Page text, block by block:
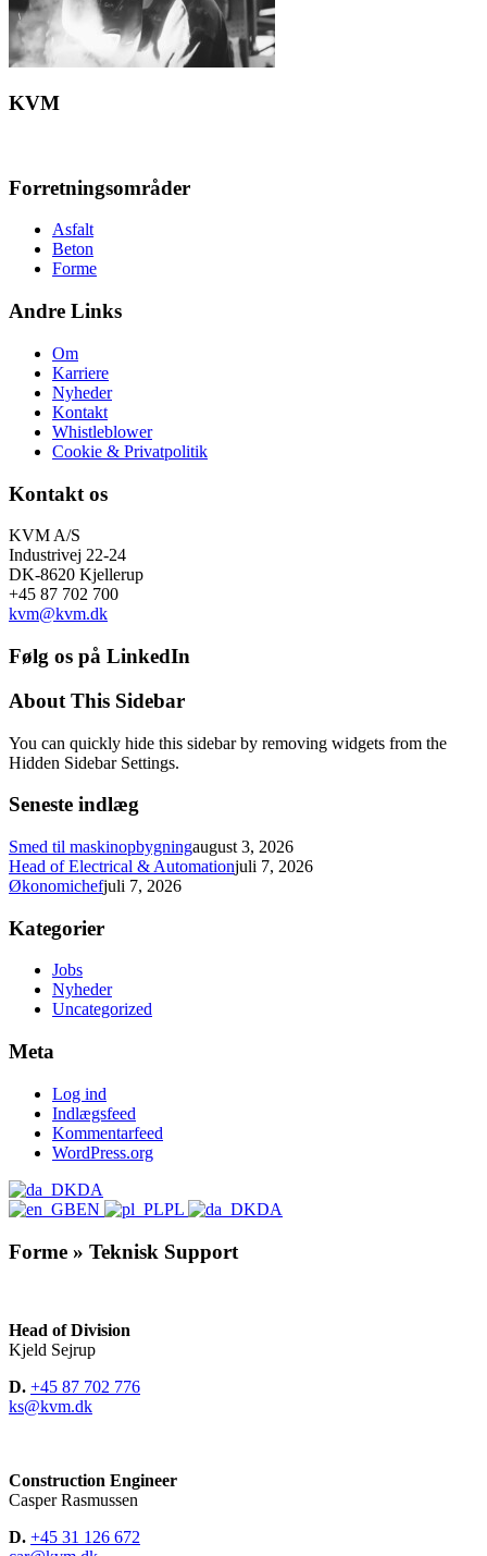
KVM
Forretningsområder
Asfalt
Beton
Forme
Andre Links
Om
Karriere
Nyheder
Kontakt
Whistleblower
Cookie & Privatpolitik
Kontakt os
KVM A/S
Industrivej 22-24
DK-8620 Kjellerup
+45 87 702 700
kvm@kvm.dk
Følg os på LinkedIn
About This Sidebar
You can quickly hide this sidebar by removing widgets from the
Hidden Sidebar Settings.
Seneste indlæg
Smed til maskinopbygningaugust 3, 2026
Head of Electrical & Automationjuli 7, 2026
Økonomichefjuli 7, 2026
Kategorier
Jobs
Nyheder
Uncategorized
Meta
Log ind
Indlægsfeed
Kommentarfeed
WordPress.org
DA
EN
PL DA
Forme » Teknisk Support
Head of Division
Kjeld Sejrup
D. +45 87 702 776
ks@kvm.dk
Construction Engineer
Casper Rasmussen
D. +45 31 126 672